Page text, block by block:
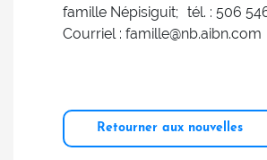
famille Népisiguit; tél. : 506
Courriel : famille@nb.aibn.com
Retourner aux nouvelles